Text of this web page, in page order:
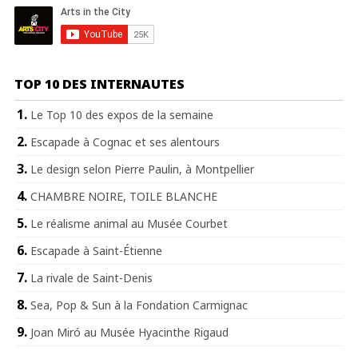
TOP 10 DES INTERNAUTES
Le Top 10 des expos de la semaine
Escapade à Cognac et ses alentours
Le design selon Pierre Paulin, à Montpellier
CHAMBRE NOIRE, TOILE BLANCHE
Le réalisme animal au Musée Courbet
Escapade à Saint-Étienne
La rivale de Saint-Denis
Sea, Pop & Sun à la Fondation Carmignac
Joan Miró au Musée Hyacinthe Rigaud